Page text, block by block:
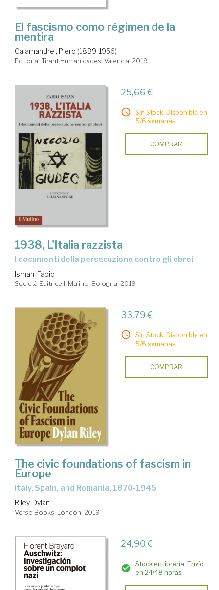
El fascismo como régimen de la
mentira
Calamandrei, Piero (1889-1956)
Editorial Tirant Humanidades. Valencia, 2019
25,66 €
Sin Stock. Disponible en
5/6 semanas.
COMPRAR
1938, L'Italia razzista
i documenti della persecuzione contro gli ebrei
Isman, Fabio
Società Editrice Il Mulino. Bologna, 2019
33,79 €
Sin Stock. Disponible en
5/6 semanas.
COMPRAR
The civic foundations of fascism in
Europe
Italy, Spain, and Romania, 1870-1945
Riley, Dylan
Verso Books. London, 2019
24,90 €
Stock en librería. Envío
en 24/48 horas